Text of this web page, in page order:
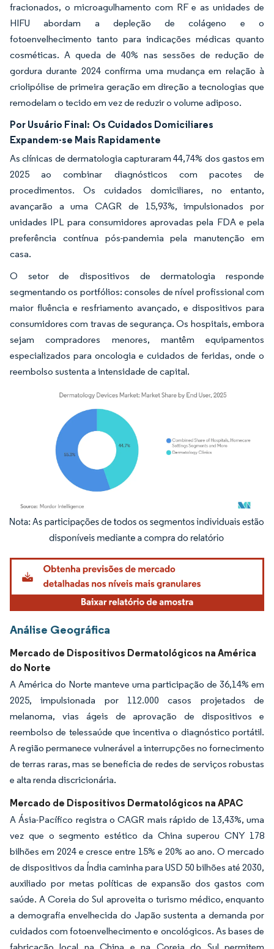
fracionados, o microagulhamento com RF e as unidades de
HIFU abordam a depleção de colágeno e o
fotoenvelhecimento tanto para indicações médicas quanto
cosméticas. A queda de 40% nas sessões de redução de
gordura durante 2024 confirma uma mudança em relação à
criolipólise de primeira geração em direção a tecnologias que
remodelam o tecido em vez de reduzir o volume adiposo.
Por Usuário Final: Os Cuidados Domiciliares
Expandem-se Mais Rapidamente
As clínicas de dermatologia capturaram 44,74% dos gastos em
2025 ao combinar diagnósticos com pacotes de
procedimentos. Os cuidados domiciliares, no entanto,
avançarão a uma CAGR de 15,93%, impulsionados por
unidades IPL para consumidores aprovadas pela FDA e pela
preferência contínua pós-pandemia pela manutenção em
casa.
O setor de dispositivos de dermatologia responde
segmentando os portfólios: consoles de nível profissional com
maior fluência e resfriamento avançado, e dispositivos para
consumidores com travas de segurança. Os hospitais, embora
sejam compradores menores, mantêm equipamentos
especializados para oncologia e cuidados de feridas, onde o
reembolso sustenta a intensidade de capital.
Imagem © Mordor Intelligence. O reuso requer atribuição conforme CC BY 4.0.
Análise Geográfica
Mercado de Dispositivos Dermatológicos na América
do Norte
A América do Norte manteve uma participação de 36,14% em
2025, impulsionada por 112.000 casos projetados de
melanoma, vias ágeis de aprovação de dispositivos e
reembolso de telessaúde que incentiva o diagnóstico portátil.
A região permanece vulnerável a interrupções no fornecimento
de terras raras, mas se beneficia de redes de serviços robustas
e alta renda discricionária.
Mercado de Dispositivos Dermatológicos na APAC
A Ásia-Pacífico registra o CAGR mais rápido de 13,43%, uma
vez que o segmento estético da China superou CNY 178
bilhões em 2024 e cresce entre 15% e 20% ao ano. O mercado
de dispositivos da Índia caminha para USD 50 bilhões até 2030,
auxiliado por metas políticas de expansão dos gastos com
saúde. A Coreia do Sul aproveita o turismo médico, enquanto
a demografia envelhecida do Japão sustenta a demanda por
cuidados com fotoenvelhecimento e oncológicos. As bases de